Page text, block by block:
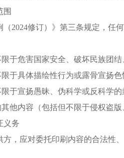
围
（2024修订）》第三条规定，任
于危害国家安全、破坏民族团
于具体描绘性行为或露骨宣扬色
于宣扬愚昧、伪科学或反科学
他内容（包括但不限于侵权盗
义务
方，应对委托印刷内容的合法性